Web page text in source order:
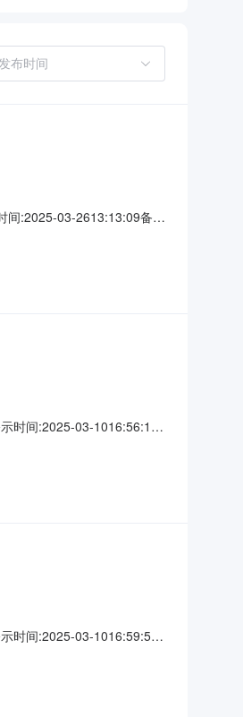
间:2025-03-2613:13:09备注
时间:2025-03-1016:56:14
时间:2025-03-1016:59:53